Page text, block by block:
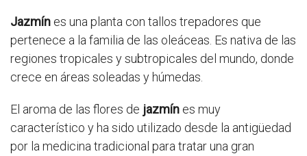
Jazmín es una planta con tallos trepadores que
pertenece a la familia de las oleáceas. Es nativa de las
regiones tropicales y subtropicales del mundo, donde
crece en áreas soleadas y húmedas.
El aroma de las flores de jazmín es muy
característico y ha sido utilizado desde la antigüedad
por la medicina tradicional para tratar una gran